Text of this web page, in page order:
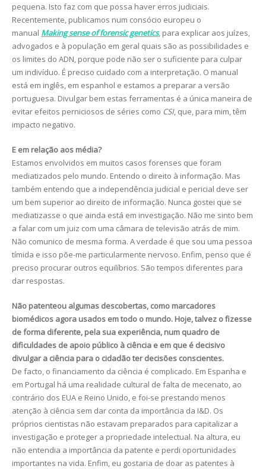
pequena. Isto faz com que possa haver erros judiciais.
Recentemente, publicamos num consócio europeu o
manual Making sense of forensic genetics, para explicar aos juízes,
advogados e à população em geral quais são as possibilidades e
os limites do ADN, porque pode não ser o suficiente para culpar
um indivíduo. É preciso cuidado com a interpretação. O manual
está em inglês, em espanhol e estamos a preparar a versão
portuguesa. Divulgar bem estas ferramentas é a única maneira de
evitar efeitos perniciosos de séries como CSI, que, para mim, têm
impacto negativo.
E em relação aos média?
Estamos envolvidos em muitos casos forenses que foram
mediatizados pelo mundo. Entendo o direito à informação. Mas
também entendo que a independência judicial e pericial deve ser
um bem superior ao direito de informação. Nunca gostei que se
mediatizasse o que ainda está em investigação. Não me sinto bem
a falar com um juiz com uma câmara de televisão atrás de mim.
Não comunico de mesma forma. A verdade é que sou uma pessoa
tímida e isso põe-me particularmente nervoso. Enfim, penso que é
preciso procurar outros equilíbrios. São tempos diferentes para
dar respostas.
Não patenteou algumas descobertas, como marcadores
biomédicos agora usados em todo o mundo. Hoje, talvez o fizesse
de forma diferente, pela sua experiência, num quadro de
dificuldades de apoio público à ciência e em que é decisivo
divulgar a ciência para o cidadão ter decisões conscientes.
De facto, o financiamento da ciência é complicado. Em Espanha e
em Portugal há uma realidade cultural de falta de mecenato, ao
contrário dos EUA e Reino Unido, e foi-se prestando menos
atenção à ciência sem dar conta da importância da I&D. Os
próprios cientistas não estavam preparados para capitalizar a
investigação e proteger a propriedade intelectual. Na altura, eu
não entendia a importância da patente e perdi oportunidades
importantes na vida. Enfim, eu gostaria de doar as patentes à